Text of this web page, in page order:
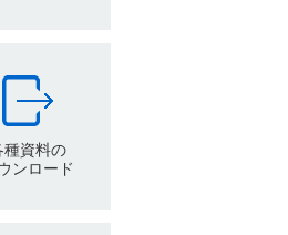
種資料の
ンロード